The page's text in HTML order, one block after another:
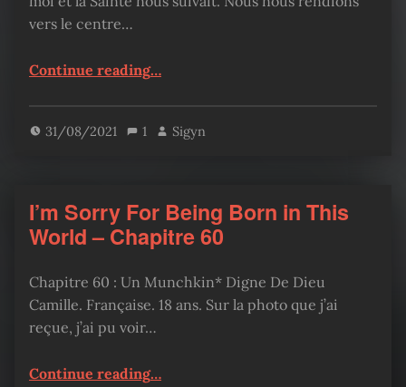
vers le centre…
Continue reading“I’m Sorry For Being Born in This World – Chapitre 61”
…
31/08/2021 1 Sigyn
I’m Sorry For Being Born in This
World – Chapitre 60
Chapitre 60 : Un Munchkin* Digne De Dieu
Camille. Française. 18 ans. Sur la photo que j’ai
reçue, j’ai pu voir…
Continue reading“I’m Sorry For Being Born in This World – Chapitre 60”
…